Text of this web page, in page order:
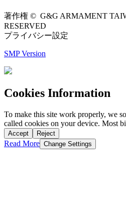
著作権 © G&G ARMAMENT
RESERVED
プライバシー設定
SMP Version
Cookies Information
To make this site work properly, we
called cookies on your device. Most
Accept Reject
Read More Change Settings